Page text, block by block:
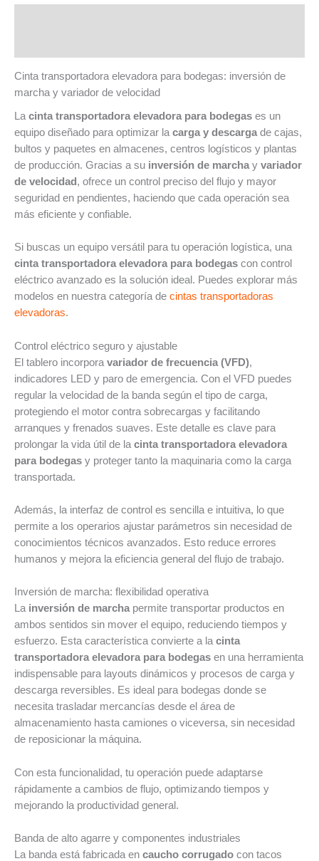
Cinta transportadora elevadora para bodegas: inversión de
marcha y variador de velocidad
La cinta transportadora elevadora para bodegas es un
equipo diseñado para optimizar la carga y descarga de cajas,
bultos y paquetes en almacenes, centros logísticos y plantas
de producción. Gracias a su inversión de marcha y variador
de velocidad , ofrece un control preciso del flujo y mayor
seguridad en pendientes, haciendo que cada operación sea
más eficiente y confiable.
Si buscas un equipo versátil para tu operación logística, una
cinta transportadora elevadora para bodegas con control
eléctrico avanzado es la solución ideal. Puedes explorar más
modelos en nuestra categoría de cintas transportadoras
elevadoras.
Control eléctrico seguro y ajustable
El tablero incorpora variador de frecuencia (VFD),
indicadores LED y paro de emergencia. Con el VFD puedes
regular la velocidad de la banda según el tipo de carga,
protegiendo el motor contra sobrecargas y facilitando
arranques y frenados suaves. Este detalle es clave para
prolongar la vida útil de la cinta transportadora elevadora
para bodegas y proteger tanto la maquinaria como la carga
transportada.
Además, la interfaz de control es sencilla e intuitiva, lo que
permite a los operarios ajustar parámetros sin necesidad de
conocimientos técnicos avanzados. Esto reduce errores
humanos y mejora la eficiencia general del flujo de trabajo.
Inversión de marcha: flexibilidad operativa
La inversión de marcha permite transportar productos en
ambos sentidos sin mover el equipo, reduciendo tiempos y
esfuerzo. Esta característica convierte a la cinta
transportadora elevadora para bodegas en una herramienta
indispensable para layouts dinámicos y procesos de carga y
descarga reversibles. Es ideal para bodegas donde se
necesita trasladar mercancías desde el área de
almacenamiento hasta camiones o viceversa, sin necesidad
de reposicionar la máquina.
Con esta funcionalidad, tu operación puede adaptarse
rápidamente a cambios de flujo, optimizando tiempos y
mejorando la productividad general.
Banda de alto agarre y componentes industriales
La banda está fabricada en caucho corrugado con tacos